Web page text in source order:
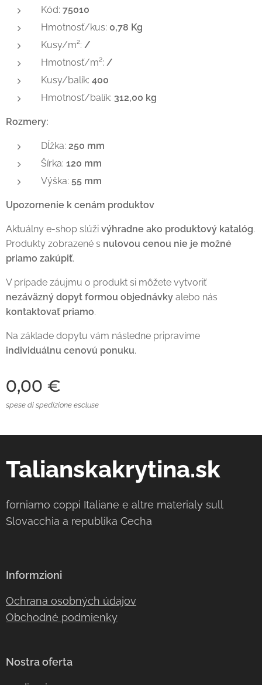
Kód: 75010
Hmotnosť/kus: 0,78 Kg
Kusy/m²: /
Hmotnosť/m²: /
Kusy/balík: 400
Hmotnosť/balík: 312,00 kg
Rozmery:
Dĺžka: 250 mm
Šírka: 120 mm
Výška: 55 mm
Upozornenie k cenám produktov
Aktuálny e-shop slúži výhradne ako produktový katalóg.
Produkty zobrazené s nulovou cenou nie je možné
priamo zakúpiť.
V prípade záujmu o produkt si môžete vytvoriť
nezáväzný dopyt formou objednávky alebo nás
kontaktovať priamo.
Na základe dopytu vám následne pripravíme
individuálnu cenovú ponuku.
0,00 €
spese di spedizione escluse
Talianskakrytina.sk
forniamo coppi Italiane e altre materialy sull
Slovacchia a republika Cecha
Informzioni
Ochrana osobných údajov
Obchodné podmienky
Nostra oferta